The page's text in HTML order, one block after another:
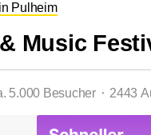
Pulheim
Music
5.000 Besucher ⬝ 2443